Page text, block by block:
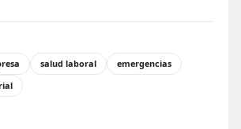
salud laboral
emergencias